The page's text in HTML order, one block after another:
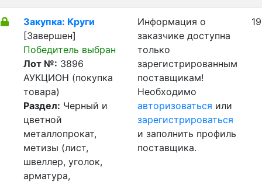
Закупка: Круги
[Завершен]
Победитель выбран
Лот №: 3896
АУКЦИОН (покупка
товара)
Раздел: Черный и
цветной
металлопрокат,
метизы (лист,
швеллер, уголок,
арматура,
Информация о
заказчике доступна
только
зарегистрированным
поставщикам!
Необходимо
авторизоваться или
зарегистрироваться
и заполнить профиль
поставщика.